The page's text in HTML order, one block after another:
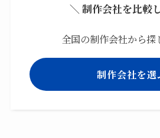
＼ 制作会社を比較
全国の制作会社から探
制作会社を選